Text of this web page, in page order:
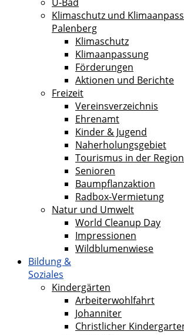
Klimaschutz und
Palenberg
Klimaschutz
Klimaanpassung
Förderungen
Aktionen und Berichte
Freizeit
Vereinsverzeichnis
Ehrenamt
Kinder & Jugend
Naherholungsgebiet
Tourismus in der Region
Senioren
Baumpflanzaktion
Radbox-Vermietung
Natur und Umwelt
World Cleanup Day
Impressionen
Wildblumenwiese
Bildung &
Soziales
Kindergärten
Arbeiterwohlfahrt
Johanniter
Christlicher